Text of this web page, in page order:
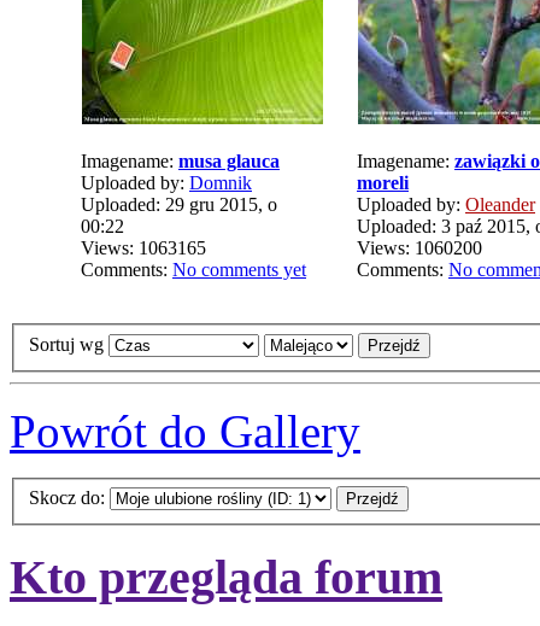
Imagename: musa glauca
Uploaded by: Domnik
Uploaded: 29 gru 2015, o
00:22
Views: 1063165
Comments: No comments yet
Imagename: zawiązki
moreli
Uploaded by: Oleander
Uploaded: 3 paź 2015,
Views: 1060200
Comments: No
Sortuj wg
Powrót do Gallery
Skocz do:
Kto przegląda forum